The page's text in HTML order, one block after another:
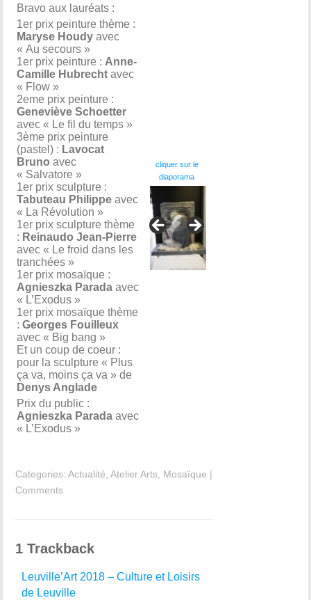
Bravo aux lauréats :
1er prix peinture thème :
Maryse Houdy avec
« Au secours »
1er prix peinture : Anne-
Camille Hubrecht avec
« Flow »
2eme prix peinture :
Geneviève Schoetter
avec « Le fil du temps »
3ème prix peinture
(pastel) : Lavocat
Bruno avec
« Salvatore »
1er prix sculpture :
Tabuteau Philippe avec
« La Révolution »
1er prix sculpture thème
: Reinaudo Jean-Pierre
avec « Le froid dans les
tranchées »
1er prix mosaïque :
Agnieszka Parada avec
« L’Exodus »
1er prix mosaïque thème
:Georges Fouilleux
avec « Big bang »
Et un coup de coeur :
pour la sculpture « Plus
ça va, moins ça va » de
Denys Anglade
Prix du public :
Agnieszka Parada avec
« L’Exodus »
cliquer sur le
diaporama
Categories:Actualité ,Atelier Arts Mosaïque |
Comments
1 Trackback
Leuville’Art 2018 – Culture et Loisirs
de Leuville